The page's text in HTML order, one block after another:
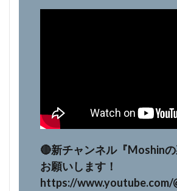
🔴新チャンネル『Moshin
お願いします！
https://www.youtube.com/